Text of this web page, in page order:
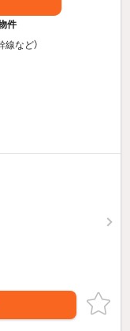
件
線など）